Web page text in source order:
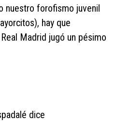
nuestro forofismo juvenil
hay que
Madrid jugó un pésimo
dice